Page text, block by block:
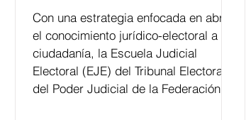
Con una estrategia enfocada en abrir
el conocimiento jurídico-electoral a la
ciudadanía, la Escuela Judicial
Electoral (EJE) del Tribunal Electoral
del Poder Judicial de la Federación ha